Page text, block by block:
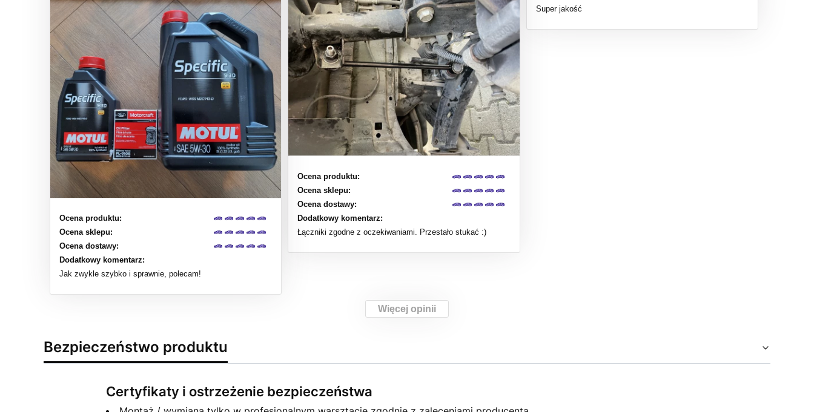
Super jakość
Ocena produktu:
Ocena sklepu:
Ocena dostawy:
Dodatkowy komentarz:
Łączniki zgodne z oczekiwaniami. Przestało stukać :)
Ocena produktu:
Ocena sklepu:
Ocena dostawy:
Dodatkowy komentarz:
Jak zwykle szybko i sprawnie, polecam!
Więcej opinii
Bezpieczeństwo produktu
Certyfikaty i ostrzeżenie bezpieczeństwa